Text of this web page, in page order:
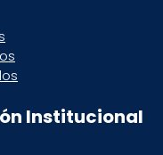
Institucional